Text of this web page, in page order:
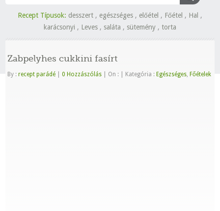
Recept Típusok: desszert , egészséges , előétel , Főétel , Hal ,
karácsonyi , Leves , saláta , sütemény , torta
Zabpelyhes cukkini fasírt
By :recept parádé 0 Hozzászólás On : Kategória : Egészséges, Főételek